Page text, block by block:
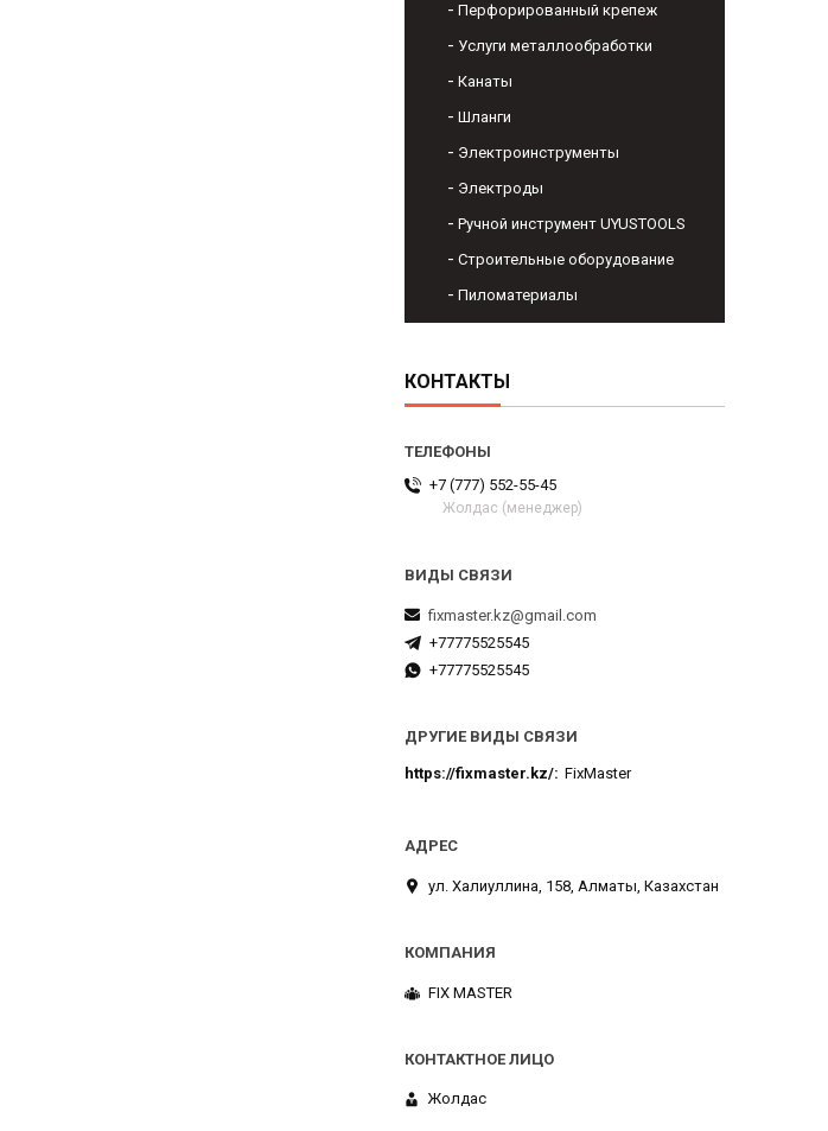
Перфорированный крепеж
Услуги металлообработки
Канаты
Шланги
Электроинструменты
Электроды
Ручной инструмент UYUSTOOLS
Строительные оборудование
Пиломатериалы
КОНТАКТЫ
+7 (777) 552-55-45
Жолдас (менеджер)
fixmaster.kz@gmail.com
+77775525545
+77775525545
ДРУГИЕ ВИДЫ СВЯЗИ
https://fixmaster.kz/ FixMaster
ул. Халиуллина, 158, Алматы, Казахстан
FIX MASTER
Жолдас